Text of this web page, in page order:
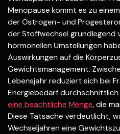
Menopause kommt es zu
der Östrogen- und
der Stoffwechsel grundlegend
hormonellen Umstellungen
Auswirkungen auf die
Gewichtsmanagement.
Lebensjahr reduziert sich bei
Energiebedarf
eine beachtliche Menge, die
Diese Tatsache verdeutlicht,
Wechseljahren eine